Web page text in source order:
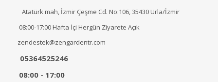
Atatürk mah, İzmir Çeşme Cd. No:106, 35430 Urla/İzmir
08:00-17:00 Hafta İçi Hergün Ziyarete Açık
zendestek@zengardentr.com
05364525246
08:00 - 17:00